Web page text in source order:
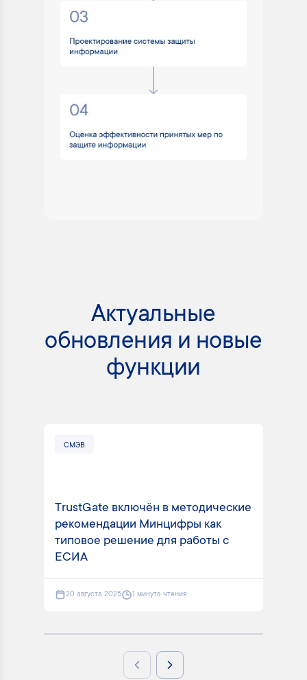
Актуальные
обновления и новые
функции
СМЭВ
TrustGate включён в методические
рекомендации Минцифры как
типовое решение для работы с
ЕСИА
20 августа 2025 1 минута чтения
Previous slideNext slide